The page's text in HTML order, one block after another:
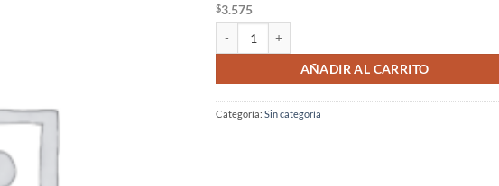
$3.575
AÑADIR AL CARRITO
Categoría: Sin categoría